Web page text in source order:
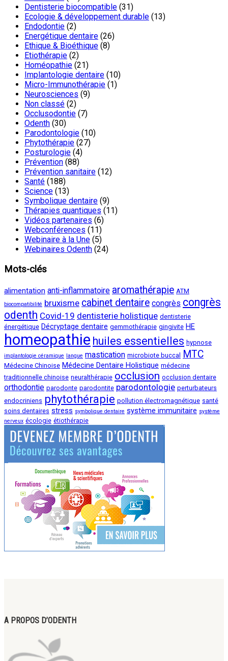
Dentisterie biocompatible (31)
Ecologie & développement durable (13)
Endodontie (2)
Energétique dentaire (26)
Ethique & Bioéthique (8)
Etiothérapie (2)
Homéopathie (21)
Implantologie dentaire (10)
Micro-Immunothérapie (1)
Neurosciences (9)
Non classé (2)
Occlusodontie (7)
Odenth (30)
Parodontologie (10)
Phytothérapie (27)
Posturologie (4)
Prévention (88)
Prévention sanitaire (12)
Santé (188)
Science (13)
Symbolique dentaire (9)
Thérapies quantiques (11)
Vidéos partenaires (6)
Webconférences (11)
Webinaire à la Une (5)
Webinaires Odenth (24)
Mots-clés
alimentation anti-inflammatoire aromathérapie ATM
biocompatibilité bruxisme cabinet dentaire congrès congrès
odenth Covid-19 dentisterie holistique dentisterie
énergétique Décryptage dentaire gemmothérapie gingivite HE
homeopathie huiles essentielles hypnose
implantologie céramique langue mastication microbiote buccal MTC
Médecine Chinoise Médecine Dentaire Holistique médecine
traditionnelle chinoise neuralthérapie occlusion occlusion dentaire
orthodontie parodonte parodontite parodontologie perturbateurs
endocriniens phytothérapie pollution électromagnétique santé
soins dentaires stress symbolique dentaire système immunitaire système
nerveux écologie étiothérapie
A PROPOS D’ODENTH